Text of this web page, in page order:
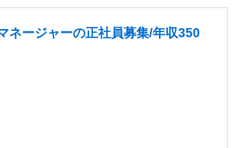
ネージャーの正社員募集/年収350